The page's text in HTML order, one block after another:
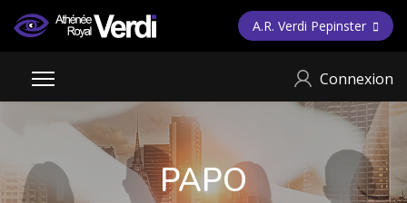
A.R. Verdi Pepinster
Connexion
PAPO